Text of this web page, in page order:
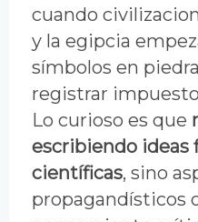
cuando
y la egipcia
símbolos en
registrar
Lo curioso es que
escribiendo ideas
científicas, sino
propagandísticos